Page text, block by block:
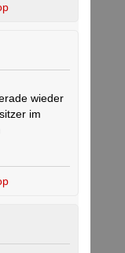
wieder
im